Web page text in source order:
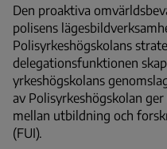
Den proaktiva
polisens
Polisyrkeshögskolans
delegationsfunktionen
yrkeshögskolans
av Polisyrkeshögskolan
mellan utbildning och
(FUI).